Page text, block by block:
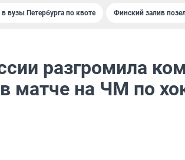
в вузы Петербурга по квоте Финский залив
разгромила
в матче на ЧМ по